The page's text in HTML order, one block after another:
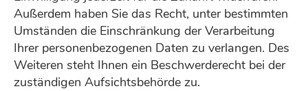
Außerdem haben Sie das Recht, unter bestimmten
Umständen die Einschränkung der Verarbeitung
Ihrer personenbezogenen Daten zu verlangen. Des
Weiteren steht Ihnen ein Beschwerderecht bei der
zuständigen Aufsichtsbehörde zu.